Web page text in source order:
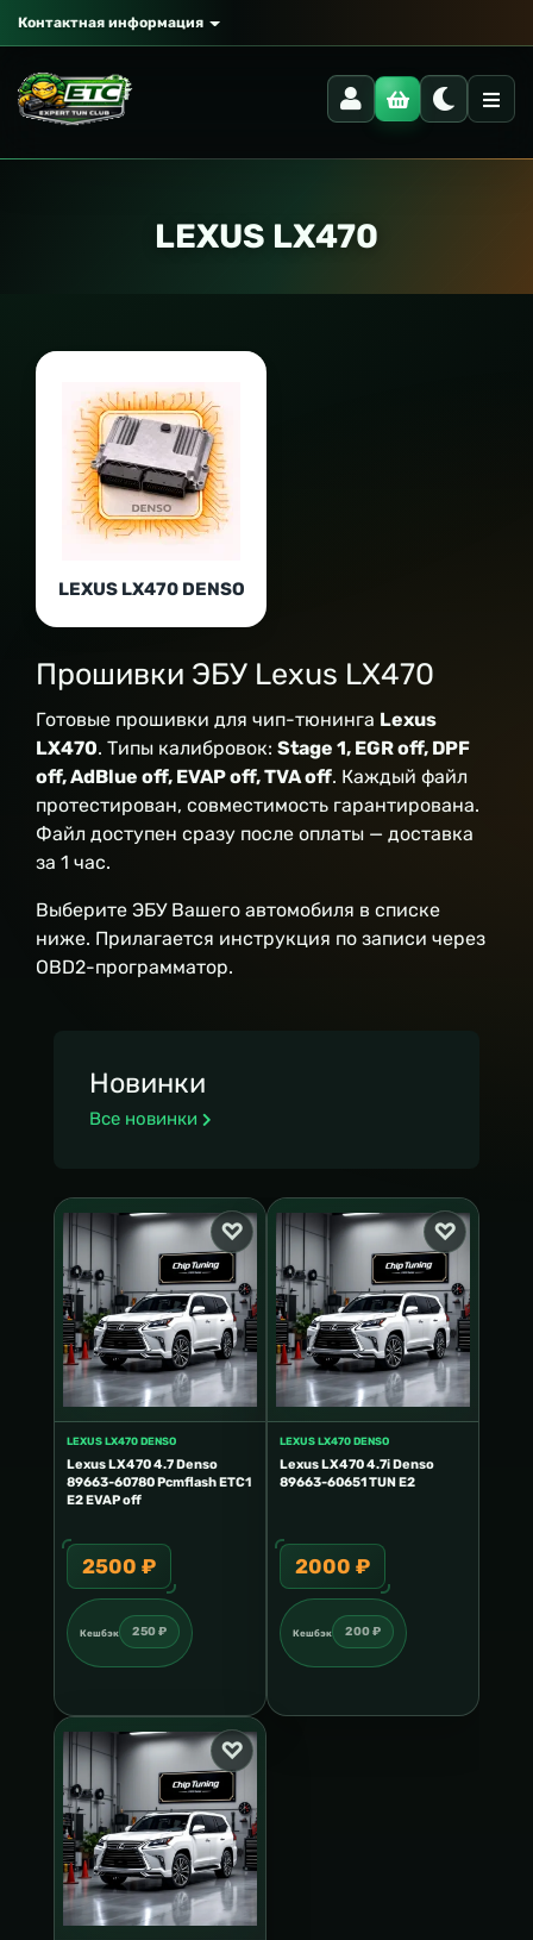
Контактная информация
LEXUS LX470
LEXUS LX470 DENSO
Прошивки ЭБУ Lexus LX470
Готовые прошивки для чип-тюнинга Lexus
LX470. Типы калибровок: Stage 1, EGR off, DPF
off, AdBlue off, EVAP off, TVA off. Каждый файл
протестирован, совместимость гарантирована.
Файл доступен сразу после оплаты — доставка
за 1 час.
Выберите ЭБУ Вашего автомобиля в списке
ниже. Прилагается инструкция по записи через
OBD2-программатор.
Новинки
Все новинки
LEXUS LX470 DENSO
Lexus LX470 4.7 Denso
89663-60780 Pcmflash ETC1
E2 EVAP off
2500 ₽
Кешбэк 250 ₽
LEXUS LX470 DENSO
Lexus LX470 4.7i Denso
89663-60651 TUN E2
2000 ₽
Кешбэк 200 ₽